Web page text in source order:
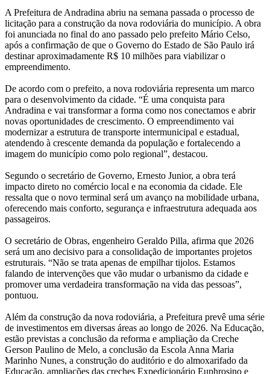
A Prefeitura de Andradina abriu na semana passada o processo de
licitação para a construção da nova rodoviária do município. A obra
foi anunciada no final do ano passado pelo prefeito Mário Celso,
após a confirmação de que o Governo do Estado de São Paulo irá
destinar aproximadamente R$ 10 milhões para viabilizar o
empreendimento.
De acordo com o prefeito, a nova rodoviária representa um marco
para o desenvolvimento da cidade. “É uma conquista para
Andradina e vai transformar a forma como nos conectamos e abrir
novas oportunidades de crescimento. O empreendimento vai
modernizar a estrutura de transporte intermunicipal e estadual,
atendendo à crescente demanda da população e fortalecendo a
imagem do município como polo regional”, destacou.
Segundo o secretário de Governo, Ernesto Junior, a obra terá
impacto direto no comércio local e na economia da cidade. Ele
ressalta que o novo terminal será um avanço na mobilidade urbana,
oferecendo mais conforto, segurança e infraestrutura adequada aos
passageiros.
O secretário de Obras, engenheiro Geraldo Pilla, afirma que 2026
será um ano decisivo para a consolidação de importantes projetos
estruturais. “Não se trata apenas de empilhar tijolos. Estamos
falando de intervenções que vão mudar o urbanismo da cidade e
promover uma verdadeira transformação na vida das pessoas”,
pontuou.
Além da construção da nova rodoviária, a Prefeitura prevê uma série
de investimentos em diversas áreas ao longo de 2026. Na Educação,
estão previstas a conclusão da reforma e ampliação da Creche
Gerson Paulino de Melo, a conclusão da Escola Anna Maria
Marinho Nunes, a construção do auditório e do almoxarifado da
Educação, ampliações das creches Expedicionário Euphrosino e